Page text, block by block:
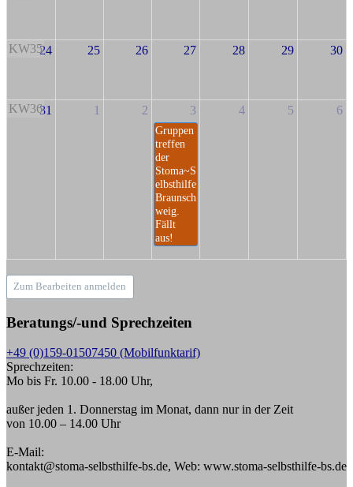
KW3524 25 26 27 28 29 30
KW3631 1 2 3
Gruppen
treffen
der
Stoma~S
elbsthilfe
Braunsch
weig.
Fällt
aus!
4 5 6
Zum Bearbeiten anmelden
Beratungs/-und Sprechzeiten
+49 (0)159-01507450 (Mobilfunktarif)
Sprechzeiten:
Mo bis Fr. 10.00 - 18.00 Uhr,
außer jeden 1. Donnerstag im Monat, dann nur in der Zeit
von 10.00 – 14.00 Uhr
E-Mail:
kontakt@stoma-selbsthilfe-bs.de, Web: www.stoma-selbsthilfe-bs.de